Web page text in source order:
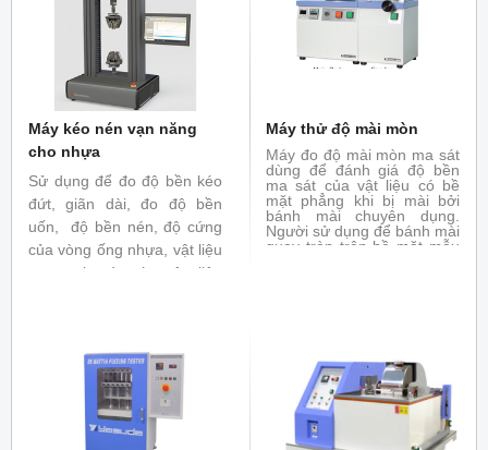
Máy kéo nén vạn năng
cho nhựa
Sử dụng để đo độ bền kéo
đứt, giãn dài, đo độ bền
uốn, độ bền nén, độ cứng
của vòng ống nhựa, vật liệu
composit và các vật liệu
ISO 14125:1998, ISO
9969:2007
Máy thử độ mài mòn
Máy đo độ mài mòn ma sát
dùng để đánh giá độ bền
ma sát của vật liệu có bề
mặt phẳng khi bị mài bởi
bánh mài chuyên dụng.
Người sử dụng để bánh mài
quay tròn trên bề mặt mẫu
D1044, ISO 4649, ISO 5470